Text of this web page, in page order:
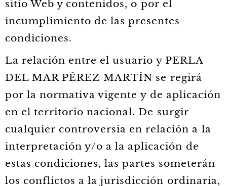
sitio Web y contenidos, o por el
incumplimiento de las presentes
condiciones.
La relación entre el usuario y PERLA
DEL MAR PÉREZ MARTÍN se regirá
por la normativa vigente y de aplicación
en el territorio nacional. De surgir
cualquier controversia en relación a la
interpretación y/o a la aplicación de
estas condiciones, las partes someterán
los conflictos a la jurisdicción ordinaria,